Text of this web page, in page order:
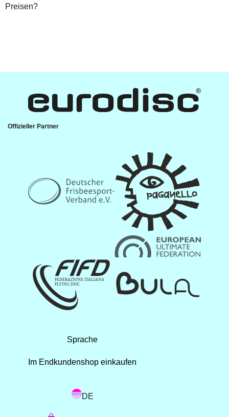
Preisen?
Offizieller Partner
Sprache
Im Endkundenshop einkaufen
DE